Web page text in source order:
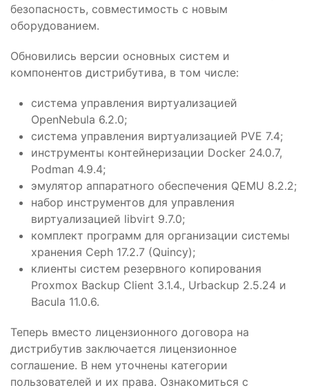
безопасность, совместимость с новым
оборудованием.
Обновились версии основных систем и
компонентов дистрибутива, в том числе:
система управления виртуализацией
OpenNebula 6.2.0;
система управления виртуализацией PVE 7.4;
инструменты контейнеризации Docker 24.0.7,
Podman 4.9.4;
эмулятор аппаратного обеспечения QEMU 8.2.2;
набор инструментов для управления
виртуализацией libvirt 9.7.0;
комплект программ для организации системы
хранения Ceph 17.2.7 (Quincy);
клиенты систем резервного копирования
Proxmox Backup Client 3.1.4., Urbackup 2.5.24 и
Bacula 11.0.6.
Теперь вместо лицензионного договора на
дистрибутив заключается лицензионное
соглашение. В нем уточнены категории
пользователей и их права. Ознакомиться с